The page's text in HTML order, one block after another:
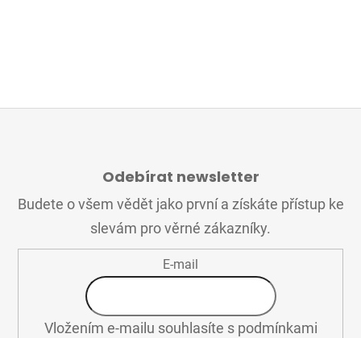
Odebírat newsletter
Budete o všem vědět jako první a získáte přístup ke
slevám pro věrné zákazníky.
E-mail
Vložením e-mailu souhlasíte s podmínkami